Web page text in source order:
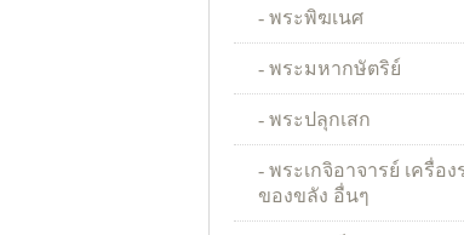
- พระพิฆเนศ
- พระมหากษัตริย์
- พระปลุกเสก
- พระเกจิอาจารย์ เครื่อง
ของขลัง อื่นๆ